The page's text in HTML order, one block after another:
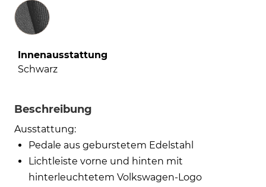
Innenausstattung
Innenausstattung
Schwarz
Beschreibung
Ausstattung:
Pedale aus geburstetem Edelstahl
Lichtleiste vorne und hinten mit
hinterleuchtetem Volkswagen-Logo